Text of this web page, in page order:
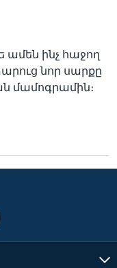
ամեն ինչ հաջող
նոր սարքը
մամոգրամին։